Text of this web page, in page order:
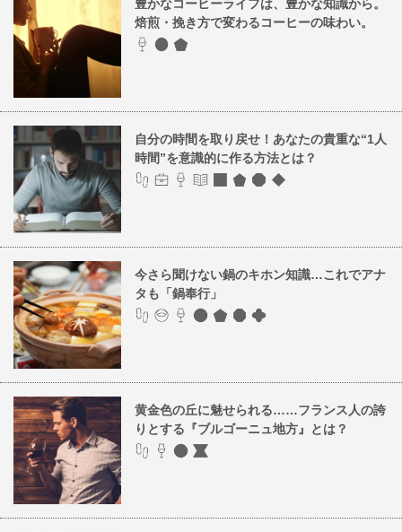
豊かなコーヒーライフは、豊かな知識から。
焙煎・挽き方で変わるコーヒーの味わい。
自分の時間を取り戻せ！あなたの貴重な“1人
時間”を意識的に作る方法とは？
今さら聞けない鍋のキホン知識…これでアナ
タも「鍋奉行」
黄金色の丘に魅せられる……フランス人の誇
りとする『ブルゴーニュ地方』とは？